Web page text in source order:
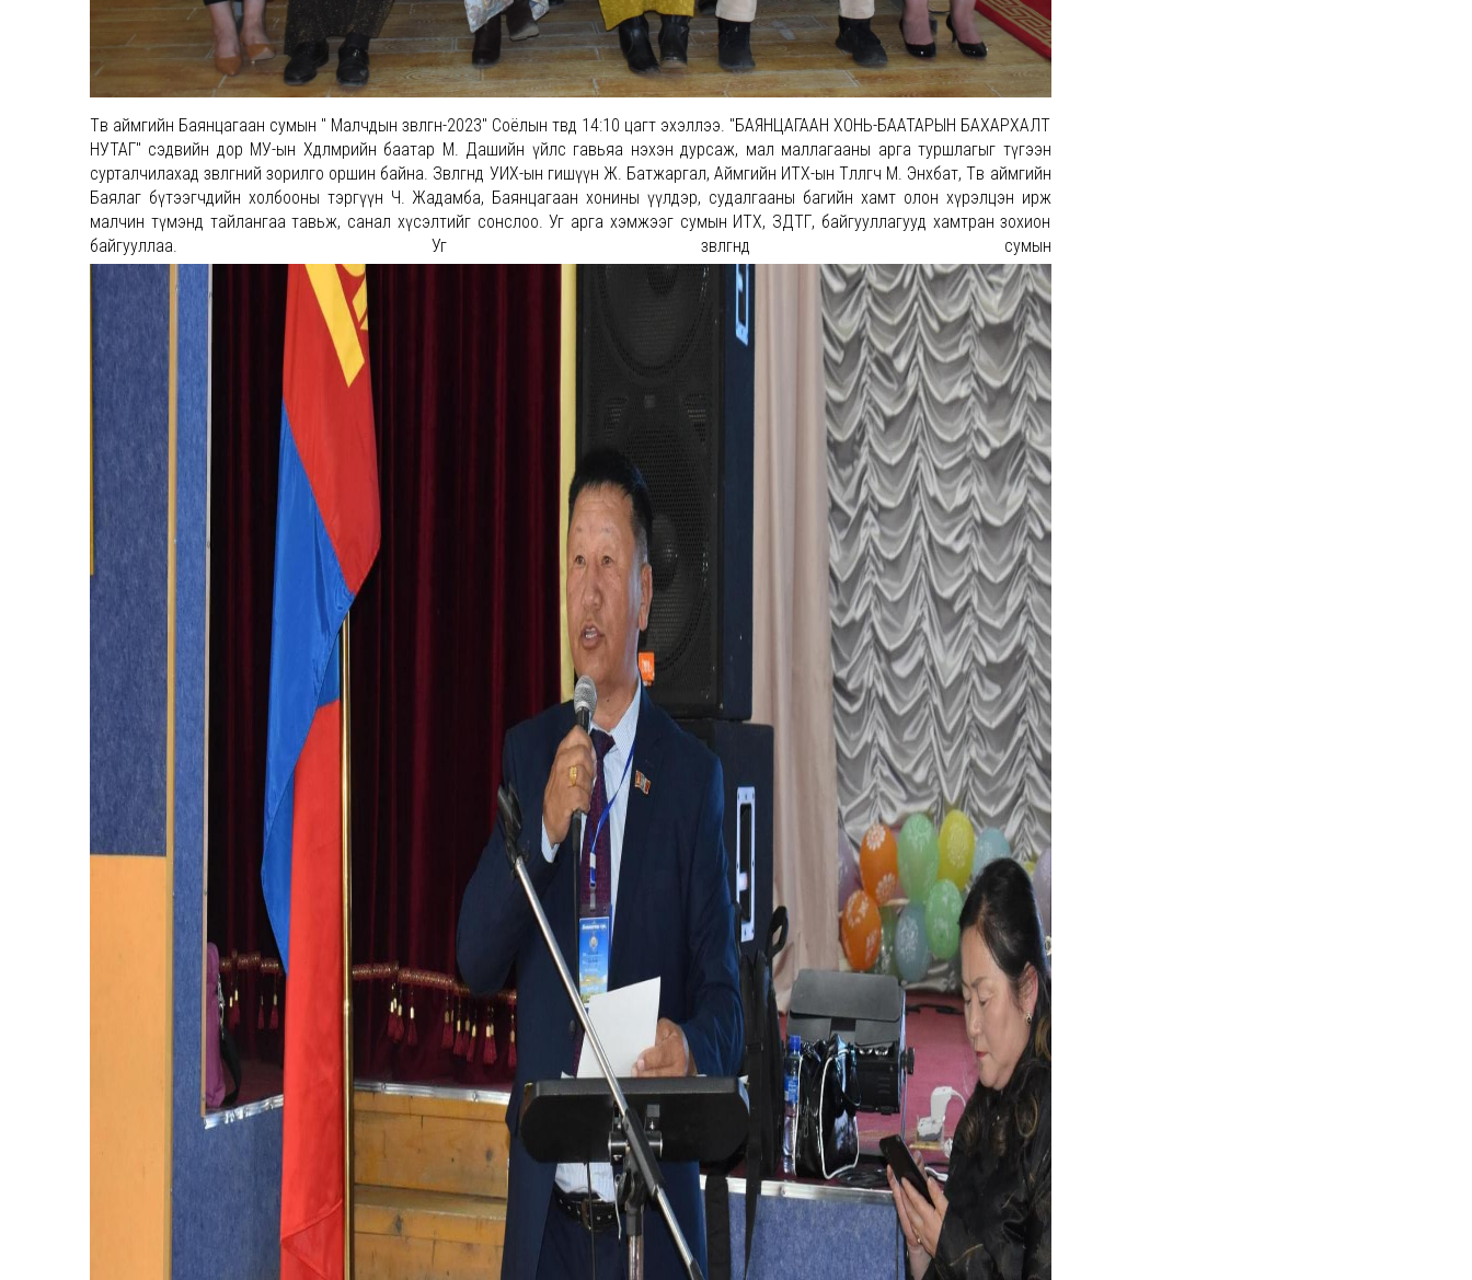
Төв аймгийн Баянцагаан сумын " Малчдын зөвлөгөөн-2023" Соёлын төвд 14:10 цагт эхэллээ. "БАЯНЦАГААН ХОНЬ-БААТАРЫН БАХАРХАЛТ
НУТАГ" сэдвийн дор МУ-ын Хөдөлмөрийн баатар М. Дашийн үйлс гавьяа нэхэн дурсаж, мал маллагааны арга туршлагыг түгээн
сурталчилахад зөвлөгөөний зорилго оршин байна. Зөвлөгөөнд УИХ-ын гишүүн Ж. Батжаргал, Аймгийн ИТХ-ын Төлөөлөгч М. Энхбат, Төв аймгийн
Баялаг бүтээгчдийн холбооны тэргүүн Ч. Жадамба, Баянцагаан хонины үүлдэр, судалгааны багийн хамт олон хүрэлцэн ирж
малчин түмэнд тайлангаа тавьж, санал хүсэлтийг сонслоо. Уг арга хэмжээг сумын ИТХ, ЗДТГ, байгууллагууд хамтран зохион
байгууллаа. Уг зөвлөгөөнд сумын